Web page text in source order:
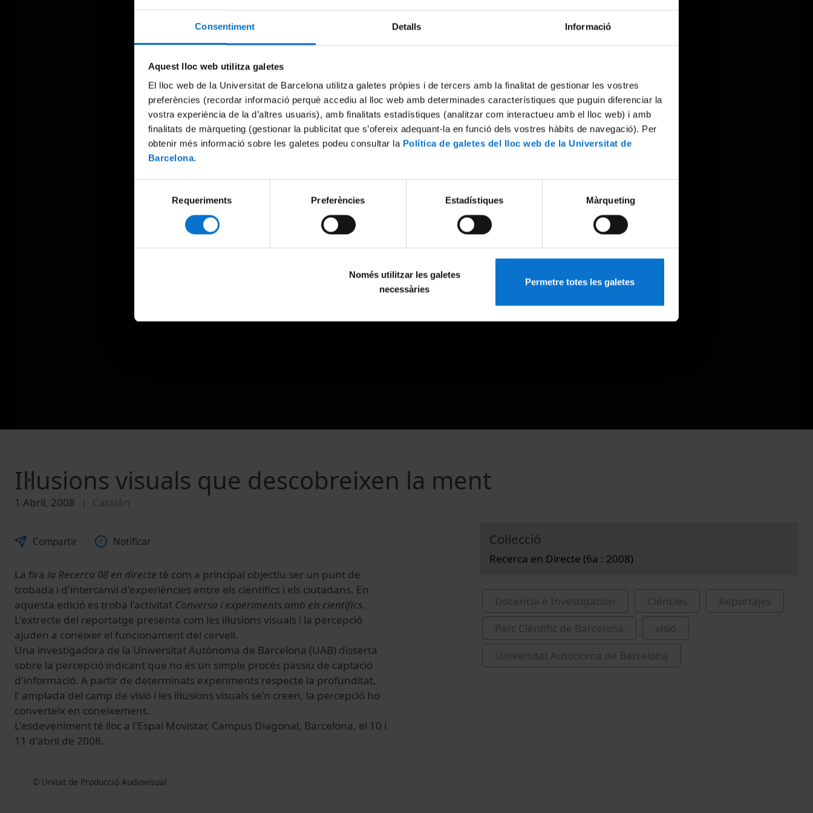
Consentiment Detalls Informació
Aquest lloc web utilitza galetes
El lloc web de la Universitat de Barcelona utilitza galetes pròpies i de tercers amb la finalitat de gestionar les vostres
preferències (recordar informació perquè accediu al lloc web amb determinades característiques que puguin diferenciar la
vostra experiència de la d’altres usuaris), amb finalitats estadístiques (analitzar com interactueu amb el lloc web) i amb
finalitats de màrqueting (gestionar la publicitat que s’ofereix adequant-la en funció dels vostres hàbits de navegació). Per
obtenir més informació sobre les galetes podeu consultar la Política de galetes del lloc web de la Universitat de
Barcelona.
Requeriments Preferències Estadístiques Màrqueting
Només utilitzar les galetes
necessàries
Permetre totes les galetes
Try again
Il·lusions visuals que descobreixen la ment
1 Abril, 2008 Catalán
Compartir Notificar
La fira la Recerca 08 en directe té com a principal objectiu ser un punt de
trobada i d'intercanvi d'experiències entre els científics i els ciutadans. En
aquesta edició es troba l'activitat Conversa i experiments amb els científics.
L'extrecte del reportatge presenta com les il·lusions visuals i la percepció
ajuden a conèixer el funcionament del cervell.
Una investigadora de la Universitat Autònoma de Barcelona (UAB) disserta
sobre la percepció indicant que no és un simple procés passiu de captació
d'informació. A partir de determinats experiments respecte la profunditat,
l' amplada del camp de visió i les il·lusions visuals se'n creen, la percepció ho
converteix en coneixement.
L'esdeveniment té lloc a l'Espai Movistar, Campus Diagonal, Barcelona, el 10 i
11 d'abril de 2008.
© Unitat de Producció Audiovisual
Col·lecció
Recerca en Directe (6a : 2008)
Docencia e Investigación Ciències
Reportajes
Parc Científic de Barcelona
visió
Universitat Autònoma de Barcelona